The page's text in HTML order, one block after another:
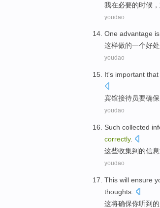
我在必要的时候 ，
youdao
One advantage is
这样做的一个好处
youdao
It's important that
宾馆接待员要确保
youdao
Such collected
correctly.
这些收集到 的信息
youdao
This will ensure
thoughts
这将确保你听到 的